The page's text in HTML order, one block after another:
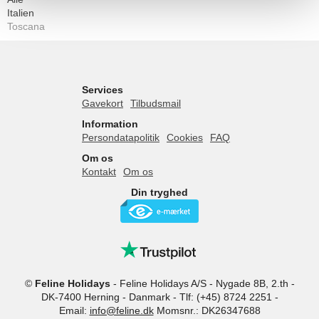
Italien
Toscana
Services
Gavekort
Tilbudsmail
Information
Persondatapolitik
Cookies
FAQ
Om os
Kontakt
Om os
Din tryghed
© Feline Holidays- Feline Holidays A/S- Nygade 8B, 2.th -
DK-7400 Herning - Danmark - Tlf: (+45) 8724 2251 -
Email: info@feline.dk Momsnr.: DK26347688